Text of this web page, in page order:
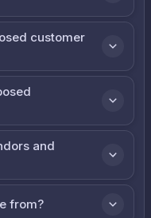
customer
and
from?